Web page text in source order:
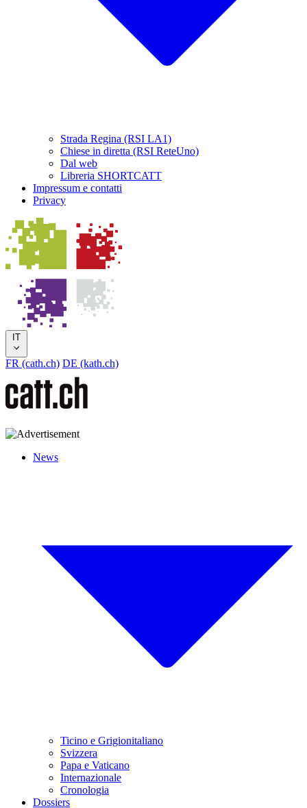
Strada Regina (RSI LA1)
Chiese in diretta (RSI ReteUno)
Dal web
Libreria SHORTCATT
Impressum e contatti
Privacy
IT
FR (cath.ch) DE (kath.ch)
News
Ticino e Grigionitaliano
Svizzera
Papa e Vaticano
Internazionale
Cronologia
Dossiers